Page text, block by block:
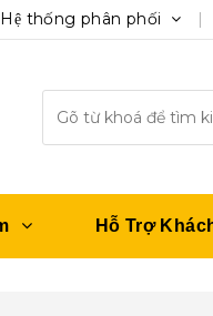
Hệ thống phân phối
Hỗ Trợ